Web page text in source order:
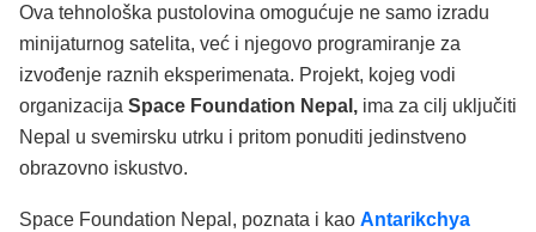
Ova tehnološka pustolovina omogućuje ne samo izradu
minijaturnog satelita, već i njegovo programiranje za
izvođenje raznih eksperimenata. Projekt, kojeg vodi
organizacija Space Foundation Nepal, ima za cilj uključiti
Nepal u svemirsku utrku i pritom ponuditi jedinstveno
obrazovno iskustvo.
Space Foundation Nepal, poznata i kao Antarikchya